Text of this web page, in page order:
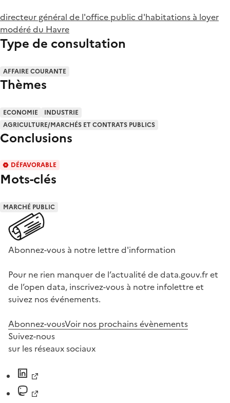
directeur général de l'office public d'habitations à loyer
modéré du Havre
Type de consultation
AFFAIRE COURANTE
Thèmes
ECONOMIE
INDUSTRIE
AGRICULTURE/MARCHÉS ET CONTRATS PUBLICS
Conclusions
DÉFAVORABLE
Mots-clés
MARCHÉ PUBLIC
Abonnez-vous à notre lettre d'information
Pour ne rien manquer de l’actualité de data.gouv.fr et
de l’open data, inscrivez-vous à notre infolettre et
suivez nos événements.
Abonnez-vousVoir nos prochains évènements
Suivez-nous
sur les réseaux sociaux